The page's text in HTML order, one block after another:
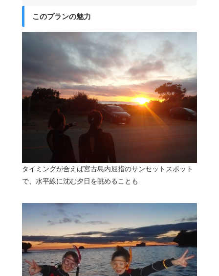
ます。
うえお越しいただくか、ご自身のお車でお着替
は無料でご利用いただけます。
ナイトツアーは星空観賞を目的の１つとしてい
るため、雨天時は星が見えにくくなります。
その場合は、お客様とご相談のうえで催行する
かどうかを判断いたします。
このプランの魅力
タイミングが合えば宮古島内屈指のサンセットスポット
で、水平線に沈む夕日を眺めることも